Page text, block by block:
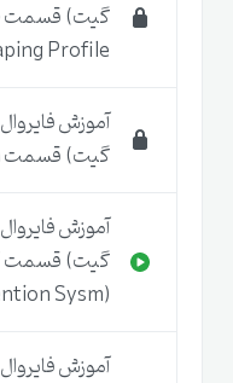
Profile
گیت) قسمت 31 : آنتی ویروس
Sysm)